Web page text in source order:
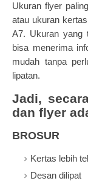
Ukuran flyer
atau ukuran
A7. Ukuran yang
bisa menerima
mudah tanpa
lipatan.
Jadi,
dan flyer
BROSUR
Kertas lebih
Desan dilipat